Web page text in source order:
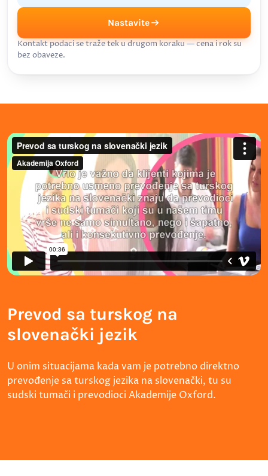
Nastavite
Kontakt podaci se traže tek u drugom koraku — cena i rok su
bez obaveze.
Prevod sa turskog na
slovenački jezik
U onim situacijama kada vam je potrebno direktno
prevođenje sa turskog jezika na slovenački, tu su
sudski tumači i prevodioci Akademije Oxford.